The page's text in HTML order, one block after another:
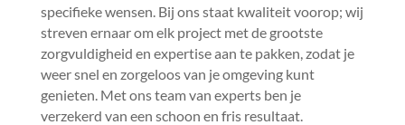
specifieke wensen.​ Bij ons staat kwaliteit voorop; wij
streven ernaar om elk project met de grootste
zorgvuldigheid en expertise aan te pakken, zodat je
weer snel en zorgeloos van je omgeving kunt
genieten.​ Met ons team van experts ben je
verzekerd van een schoon en fris resultaat.​